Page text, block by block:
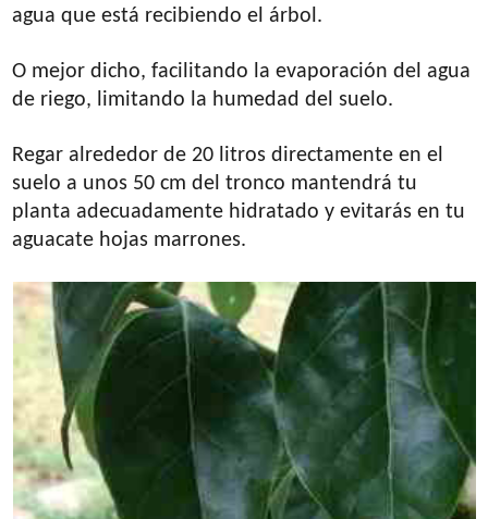
agua que está recibiendo el árbol.
O mejor dicho, facilitando la evaporación del agua
de riego, limitando la humedad del suelo.
Regar alrededor de 20 litros directamente en el
suelo a unos 50 cm del tronco mantendrá tu
planta adecuadamente hidratado y evitarás en tu
aguacate hojas marrones.